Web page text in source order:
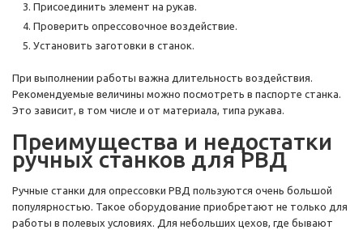
Присоединить элемент на рукав.
Проверить опрессовочное воздействие.
Установить заготовки в станок.
При выполнении работы важна длительность воздействия.
Рекомендуемые величины можно посмотреть в паспорте станка.
Это зависит, в том числе и от материала, типа рукава.
Преимущества и недостатки
ручных станков для РВД
Ручные станки для опрессовки РВД пользуются очень большой
популярностью. Такое оборудование приобретают не только для
работы в полевых условиях. Для небольших цехов, где бывают